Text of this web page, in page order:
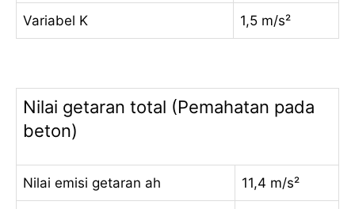
Variabel K 1,5 m/s²
Nilai getaran total (Pemahatan pada
beton)
Nilai emisi getaran ah 11,4 m/s²